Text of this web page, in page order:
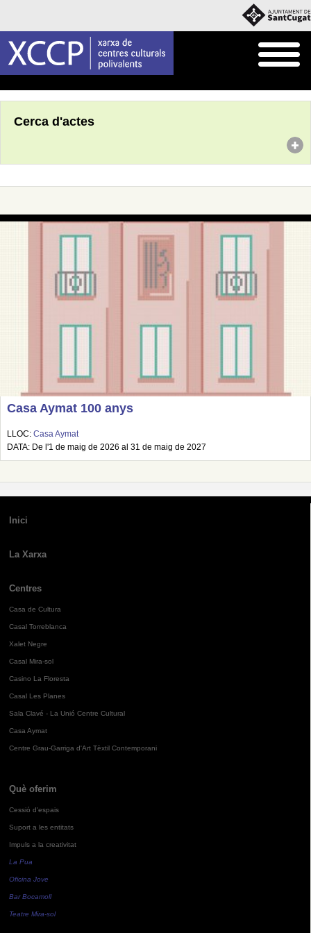
Cerca d'actes
Casa Aymat 100 anys
LLOC: Casa Aymat
DATA: De l'1 de maig de 2026 al 31 de maig de 2027
Inici
La Xarxa
Centres
Casa de Cultura
Casal Torreblanca
Xalet Negre
Casal Mira-sol
Casino La Floresta
Casal Les Planes
Sala Clavé - La Unió Centre Cultural
Casa Aymat
Centre Grau-Garriga d'Art Tèxtil Contemporani
Què oferim
Cessió d'espais
Suport a les entitats
Impuls a la creativitat
La Pua
Oficina Jove
Bar Bocamoll
Teatre Mira-sol